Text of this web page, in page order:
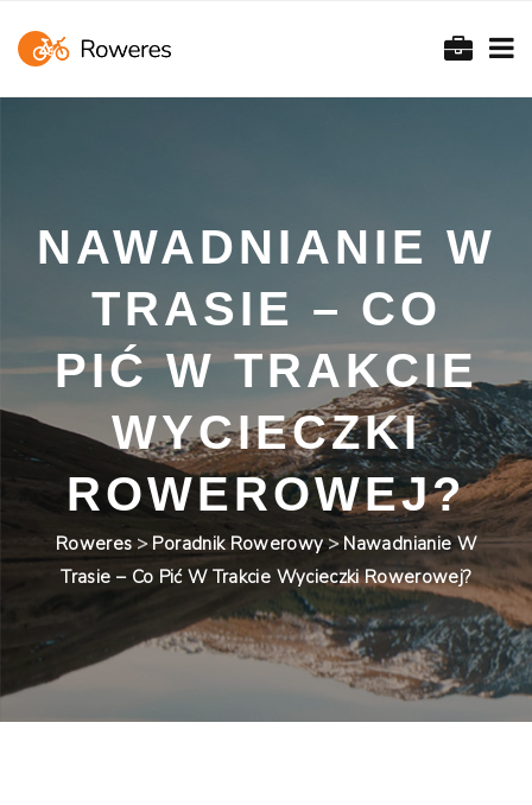
NAWADNIANIE W
TRASIE – CO
PIĆ W TRAKCIE
WYCIECZKI
ROWEROWEJ?
Roweres > Poradnik Rowerowy>Nawadnianie W
Trasie – Co Pić W Trakcie Wycieczki Rowerowej?